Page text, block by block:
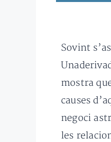
Sovint
mostra
causes
negoci
les